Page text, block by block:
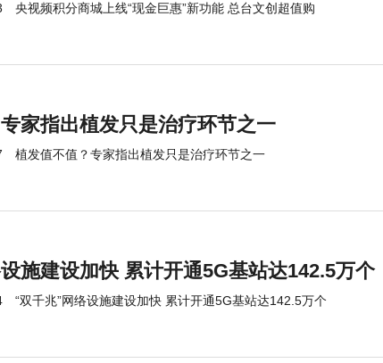
央视频积分商城上线“现金巨惠”新功能 总台文创超值购
家指出植发只是治疗环节之一
植发值不值？专家指出植发只是治疗环节之一
施建设加快 累计开通5G基站达142.5万个
“双千兆”网络设施建设加快 累计开通5G基站达142.5万个